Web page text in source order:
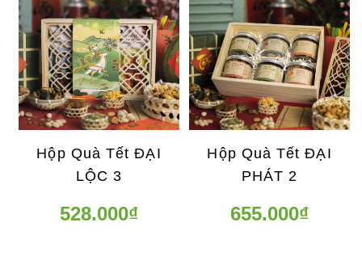
Hộp Quà Tết ĐẠI
LỘC 3
528.000₫
Hộp Quà Tết ĐẠI
PHÁT 2
655.000₫